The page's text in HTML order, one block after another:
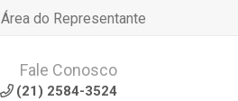
Área do Representante
Fale Conosco
(21) 2584-3524